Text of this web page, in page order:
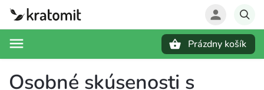
Prázdny košík
Osobné skúsenosti s